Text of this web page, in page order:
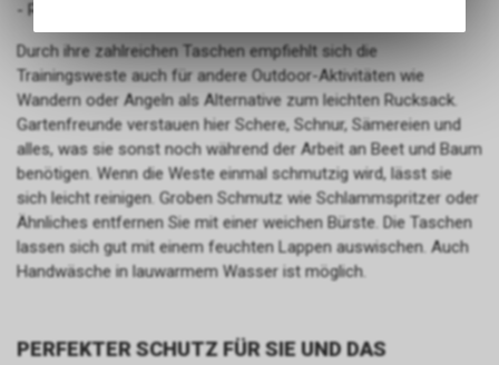
- Robust, leicht zu reinigen
Durch ihre zahlreichen Taschen empfiehlt sich die
Trainingsweste auch für andere Outdoor-Aktivitäten wie
Wandern oder Angeln als Alternative zum leichten Rucksack.
Gartenfreunde verstauen hier Schere, Schnur, Sämereien und
alles, was sie sonst noch während der Arbeit an Beet und Baum
benötigen. Wenn die Weste einmal schmutzig wird, lässt sie
sich leicht reinigen. Groben Schmutz wie Schlammspritzer oder
Ähnliches entfernen Sie mit einer weichen Bürste. Die Taschen
lassen sich gut mit einem feuchten Lappen auswischen. Auch
Handwäsche in lauwarmem Wasser ist möglich.
PERFEKTER SCHUTZ FÜR SIE UND DAS
des Warenkorbs, zu
ermöglichen. Bitte beachten Sie,
dass die gespeicherten Daten
keinerlei Rückschlüsse auf Ihre
persönlichen Informationen
zulassen.